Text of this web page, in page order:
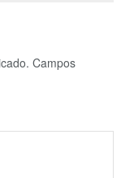
Campos